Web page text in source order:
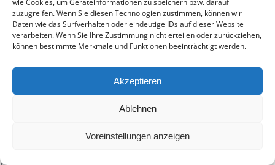
wie Cookies, um Geräteinformationen zu speichern bzw. darauf
zuzugreifen. Wenn Sie diesen Technologien zustimmen, können wir
Daten wie das Surfverhalten oder eindeutige IDs auf dieser Website
verarbeiten. Wenn Sie Ihre Zustimmung nicht erteilen oder zurückziehen,
können bestimmte Merkmale und Funktionen beeinträchtigt werden.
Akzeptieren
Ablehnen
Voreinstellungen anzeigen
personenbezogenen Daten wie Gesichter oder Stimmen
erfassen, entfallen komplexe Hürden der DSGVO. Wer die
öffentliche Sicherheit als Standortfaktor über Sensorik
Wie schnell amortisiert sich die
Investition in einen Graffiti-Detektor?
Die Amortisation erfolgt oft schon nach wenigen